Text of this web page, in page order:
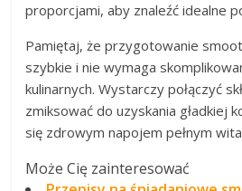
proporcjami, aby znaleźć idealne
Pamiętaj, że przygotowanie
szybkie i nie wymaga
kulinarnych. Wystarczy połączyć
zmiksować do uzyskania gładkiej
się zdrowym napojem pełnym
Może Cię zainteresować